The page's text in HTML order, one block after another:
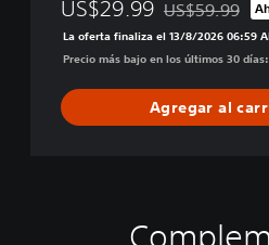
US$29.99 Rebajado del
US$59.99
La oferta finaliza el 13/8/2026 06:59
Precio más bajo en los últimos 30
Agregar al